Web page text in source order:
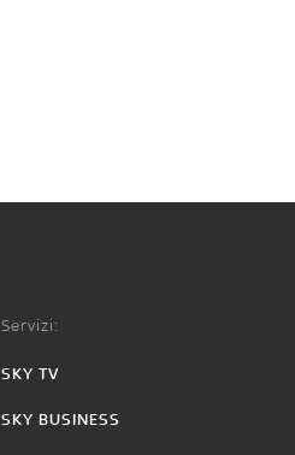
Servizi:
SKY TV
SKY BUSINESS